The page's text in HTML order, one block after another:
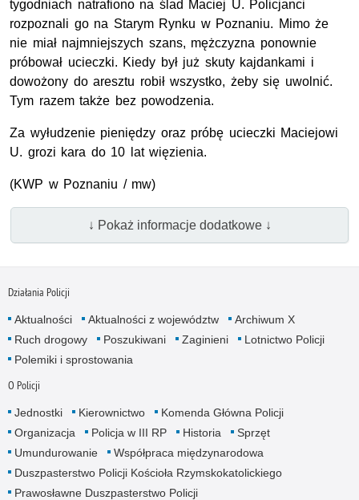
tygodniach natrafiono na ślad Maciej U. Policjanci
rozpoznali go na Starym Rynku w Poznaniu. Mimo że
nie miał najmniejszych szans, mężczyzna ponownie
próbował ucieczki. Kiedy był już skuty kajdankami i
dowożony do aresztu robił wszystko, żeby się uwolnić.
Tym razem także bez powodzenia.
Za wyłudzenie pieniędzy oraz próbę ucieczki Maciejowi
U. grozi kara do 10 lat więzienia.
(KWP w Poznaniu / mw)
↓ Pokaż informacje dodatkowe ↓
Działania Policji
Aktualności Aktualności z województw
Archiwum X
Ruch drogowy
Poszukiwani Zaginieni
Lotnictwo Policji
Polemiki i sprostowania
O Policji
Jednostki Kierownictwo
Komenda Główna Policji
Organizacja
Policja w III RP Historia
Sprzęt
Umundurowanie
Współpraca międzynarodowa
Duszpasterstwo Policji Kościoła Rzymskokatolickiego
Prawosławne Duszpasterstwo Policji